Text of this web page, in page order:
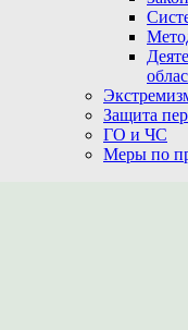
Защита
ГО и ЧС
Меры по